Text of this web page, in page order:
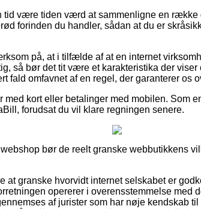
tid være tiden værd at sammenligne en række
forinden du handler, sådan at du er
på, at i tilfælde af at en internet
så bør det tit være et karakteristika der
fald omfavnet af en regel, der garanterer os
med kort eller betalinger med mobilen. Som
forudsat du vil klare regningen senere.
bør de reelt granske webbutikkens
at granske hvorvidt internet selskabet er
opererer i overensstemmelse med
af jurister som har nøje kendskab